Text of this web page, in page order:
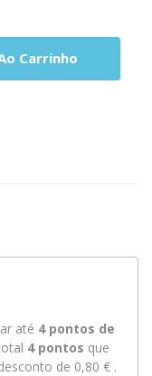
Carrinho
até 4pontos de
4pontos que
de 0,80 €.